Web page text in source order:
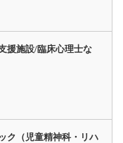
援施設/臨床心理士な
ク（児童精神科・リハ